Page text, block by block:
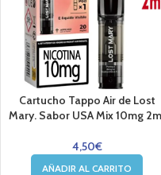
Cartucho Tappo Air de Lost
Mary. Sabor USA Mix 10mg
4,50€
AÑADIR AL CARRITO